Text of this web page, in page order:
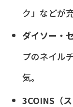
ク」などが充
ダイソー・
プのネイル
気。
3COINS（